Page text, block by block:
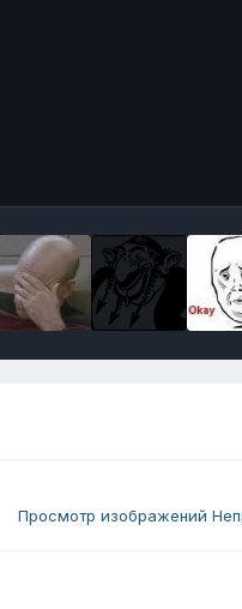
Просмотр изображений